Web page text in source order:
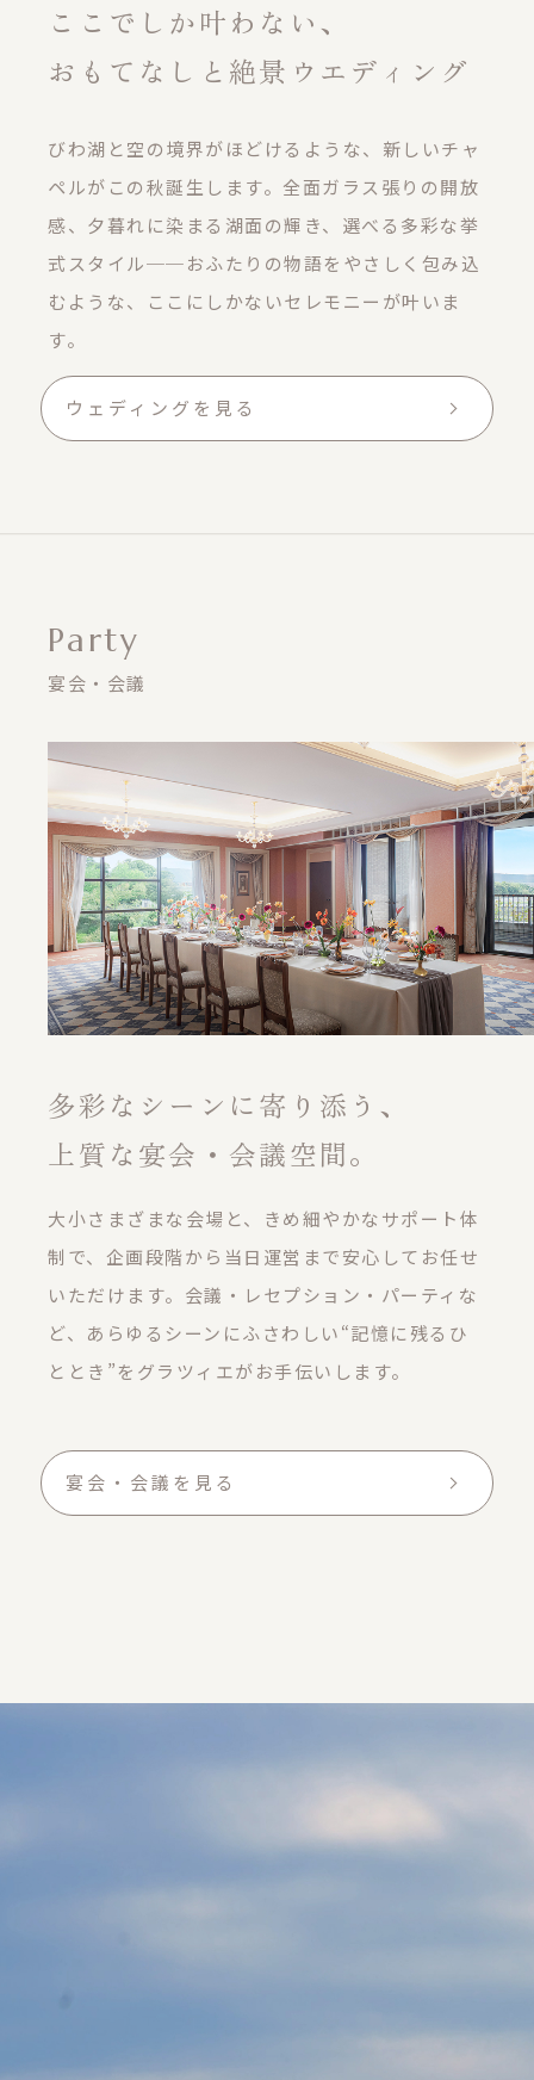
ここでしか叶わない、
おもてなしと絶景ウエディング
びわ湖と空の境界がほどけるような、新しいチャ
ペルがこの秋誕生します。 全面ガラス張りの開放
感、夕暮れに染まる湖面の輝き、選べる多彩な挙
式スタイル──おふたりの物語をやさしく包み込
むような、ここにしかないセレモニーが叶いま
す。
ウェディングを見る
Party
宴会・会議
多彩なシーンに寄り添う、
上質な宴会・会議空間。
大小さまざまな会場と、きめ細やかなサポート体
制で、企画段階から当日運営まで安心してお任せ
いただけます。 会議・レセプション・パーティな
ど、あらゆるシーンにふさわしい“記憶に残るひ
ととき”をグラツィエがお手伝いします。
宴会・会議を見る